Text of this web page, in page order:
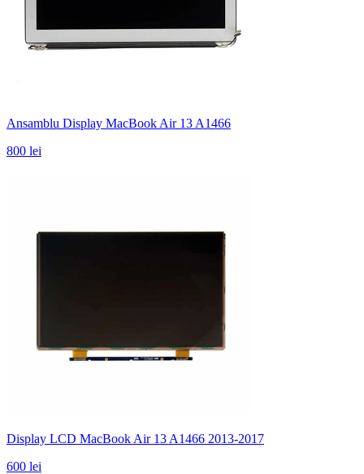
Ansamblu Display MacBook Air 13 A1466
800 lei
Display LCD MacBook Air 13 A1466 2013-2017
600 lei